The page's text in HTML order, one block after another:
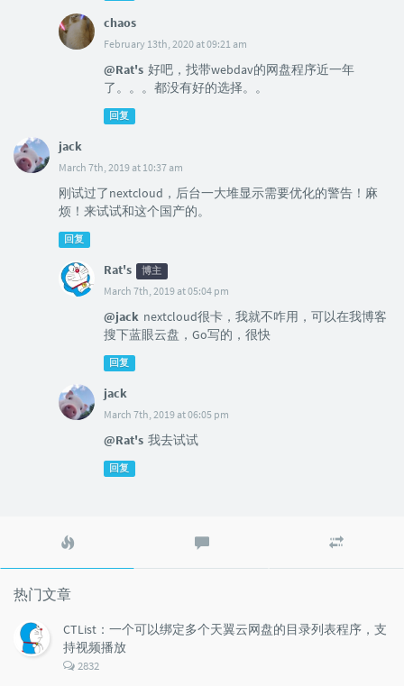
chaos
February 13th, 2020 at 09:21 am
@Rat's 好吧，找带webdav的网盘程序近一年
了。。。都没有好的选择。。
回复
jack
March 7th, 2019 at 10:37 am
刚试过了nextcloud，后台一大堆显示需要优化的警告！麻
烦！来试试和这个国产的。
回复
Rat's 博主
March 7th, 2019 at 05:04 pm
@jack nextcloud很卡，我就不咋用，可以在我博客
搜下蓝眼云盘，Go写的，很快
回复
jack
March 7th, 2019 at 06:05 pm
@Rat's 我去试试
回复
文
评
文
热门文章
CTList：一个可以绑定多个天翼云网盘的目录列表程序，支
持视频播放
评
2832